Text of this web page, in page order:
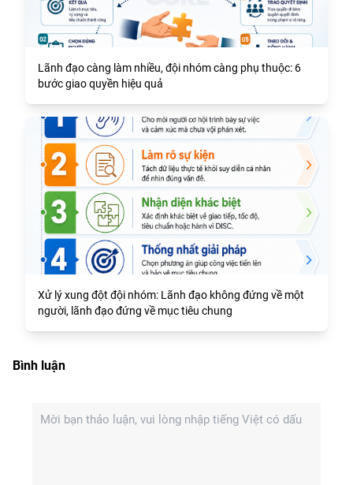
Lãnh đạo càng làm nhiều, đội nhóm càng phụ thuộc: 6
bước giao quyền hiệu quả
Xử lý xung đột đội nhóm: Lãnh đạo không đứng về một
người, lãnh đạo đứng về mục tiêu chung
Bình luận